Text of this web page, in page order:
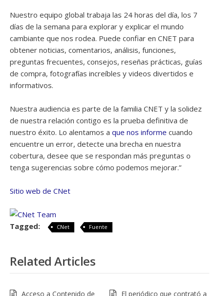
Nuestro equipo global trabaja las 24 horas del día, los 7
días de la semana para explorar y explicar el mundo
cambiante que nos rodea. Puede confiar en CNET para
obtener noticias, comentarios, análisis, funciones,
preguntas frecuentes, consejos, reseñas prácticas, guías
de compra, fotografías increíbles y videos divertidos e
informativos.
Nuestra audiencia es parte de la familia CNET y la solidez
de nuestra relación contigo es la prueba definitiva de
nuestro éxito. Lo alentamos a que nos informe cuando
encuentre un error, detecte una brecha en nuestra
cobertura, desee que se respondan más preguntas o
tenga sugerencias sobre cómo podemos mejorar.”
Sitio web de CNet
Tagged: CNet Fuente
Related Articles
Acceso a Contenido de
El periódico que contrató a